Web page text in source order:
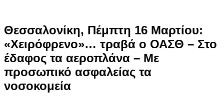
Θεσσαλονίκη, Πέμπτη 16 Μαρτίου:
«Χειρόφρενο»… τραβά ο ΟΑΣΘ – Στο
έδαφος τα αεροπλάνα – Με
προσωπικό ασφαλείας τα
νοσοκομεία